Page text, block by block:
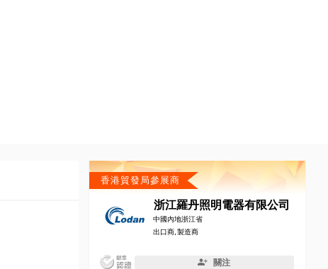
香港貿發局參展商
浙江羅丹照明電器有限公司
中國內地浙江省
出口商, 製造商
關注